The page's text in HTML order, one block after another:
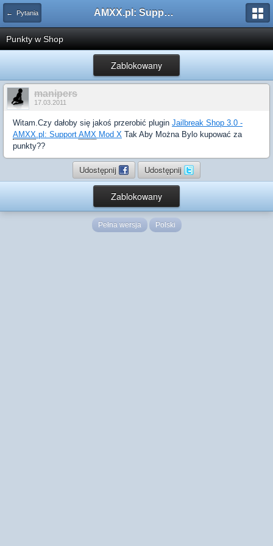
← Pytania AMXX.pl: Support AMX Mod X i SourceMod
Punkty w Shop
Zablokowany
manipers
17.03.2011
Witam.Czy dałoby się jakoś przerobić plugin Jailbreak Shop 3.0 -
AMXX.pl: Support AMX Mod X Tak Aby Można Bylo kupować za
punkty??
Udostępnij Udostępnij
Zablokowany
Pełna wersja Polski